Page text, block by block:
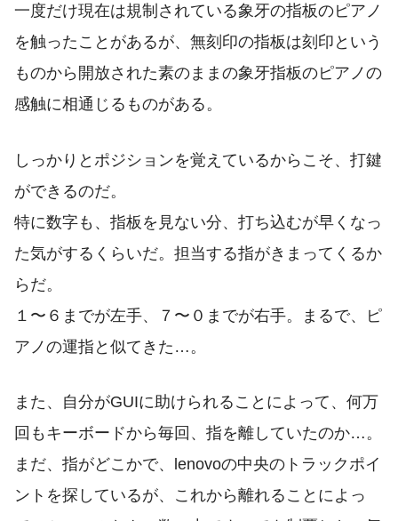
一度だけ現在は規制されている象牙の指板のピアノ
を触ったことがあるが、無刻印の指板は刻印という
ものから開放された素のままの象牙指板のピアノの
感触に相通じるものがある。
しっかりとポジションを覚えているからこそ、打鍵
ができるのだ。
特に数字も、指板を見ない分、打ち込むが早くなっ
た気がするくらいだ。担当する指がきまってくるか
らだ。
１〜６までが左手、７〜０までが右手。まるで、ピ
アノの運指と似てきた…。
また、自分がGUIに助けられることによって、何万
回もキーボードから毎回、指を離していたのか…。
まだ、指がどこかで、lenovoの中央のトラックポイ
ントを探しているが、これから離れることによっ